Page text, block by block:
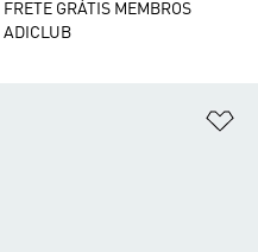
FRETE GRÁTIS MEMBROS
ADICLUB